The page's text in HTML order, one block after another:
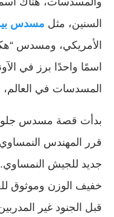
السنين، مثل مسدس
الأمريكي، ومسدس
اسمًا واحدًا برز في
المسدسات في
قرر المهندس
جديد للجيش
خفيف الوزن وموثوق
قبل الجنود غير